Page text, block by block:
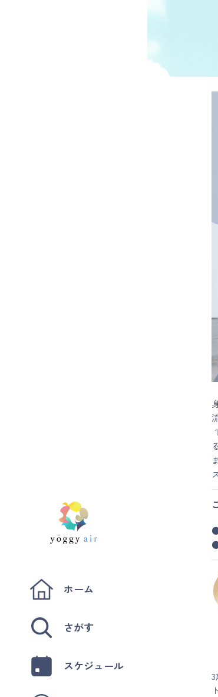
ホーム
さがす
スケジュール
特定商取引にかかわる